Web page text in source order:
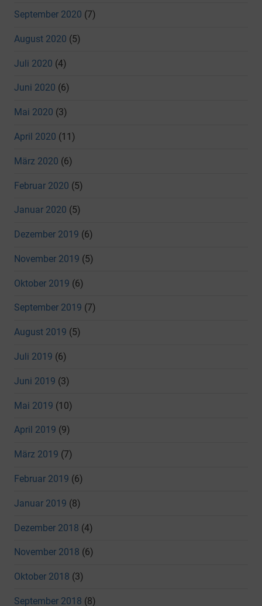
September 2020 (7)
August 2020 (5)
Juli 2020 (4)
Juni 2020 (6)
Mai 2020 (3)
April 2020 (11)
März 2020 (6)
Februar 2020 (5)
Januar 2020 (5)
Dezember 2019 (6)
November 2019 (5)
Oktober 2019 (6)
September 2019 (7)
August 2019 (5)
Juli 2019 (6)
Juni 2019 (3)
Mai 2019 (10)
April 2019 (9)
März 2019 (7)
Februar 2019 (6)
Januar 2019 (8)
Dezember 2018 (4)
November 2018 (6)
Oktober 2018 (3)
September 2018 (8)